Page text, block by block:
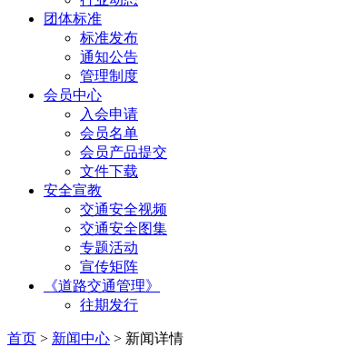
团体标准
标准发布
通知公告
管理制度
会员中心
入会申请
会员名单
会员产品提交
文件下载
安全宣教
交通安全视频
交通安全图集
专题活动
宣传矩阵
《道路交通管理》
往期发行
首页 > 新闻中心 > 新闻详情